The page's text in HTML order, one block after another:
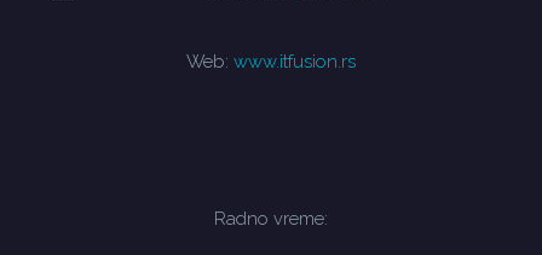
Web: www.itfusion.rs
Radno vreme: